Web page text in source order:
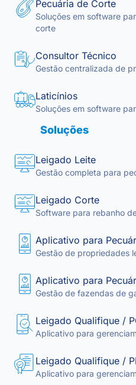
Pecuária de Corte
Soluções em software
corte
Consultor Técnico
Gestão centralizada de
Laticínios
Soluções em software
Soluções
Leigado Leite
Gestão completa para
Leigado Corte
Software para rebanho
Aplicativo para
Gestão de propriedades
Aplicativo para
Gestão de fazendas de
Leigado Qualifique /
Aplicativo para
Leigado Qualifique /
Aplicativo para